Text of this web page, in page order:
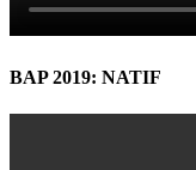
BAP 2019: NATIF